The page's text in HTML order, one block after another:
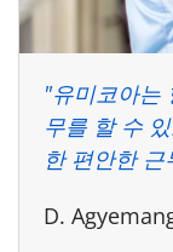
"유미코아는
무를 할 수
한 편안한
D.